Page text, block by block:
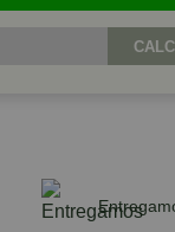
10x sem juros no
acima de R$590,00